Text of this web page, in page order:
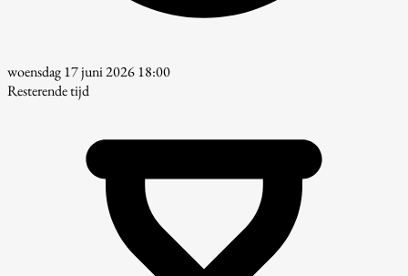
woensdag 17 juni 2026 18:00
Resterende tijd